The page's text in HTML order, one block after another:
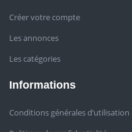
Créer votre compte
Les annonces
Les catégories
Informations
Conditions générales d’utilisation